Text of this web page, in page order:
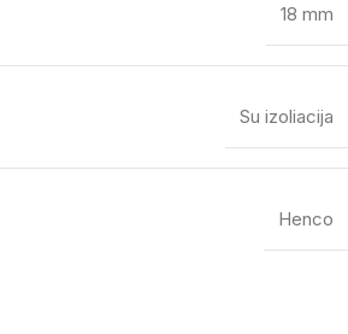
18 mm
Su izoliacija
Henco